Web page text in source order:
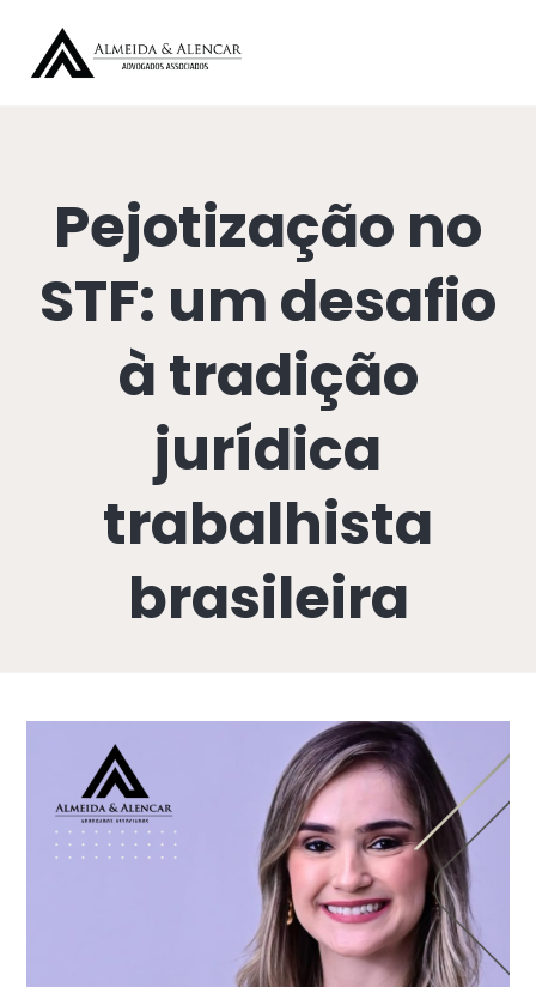
Pejotização no
STF: um desafio
à tradição
jurídica
trabalhista
brasileira